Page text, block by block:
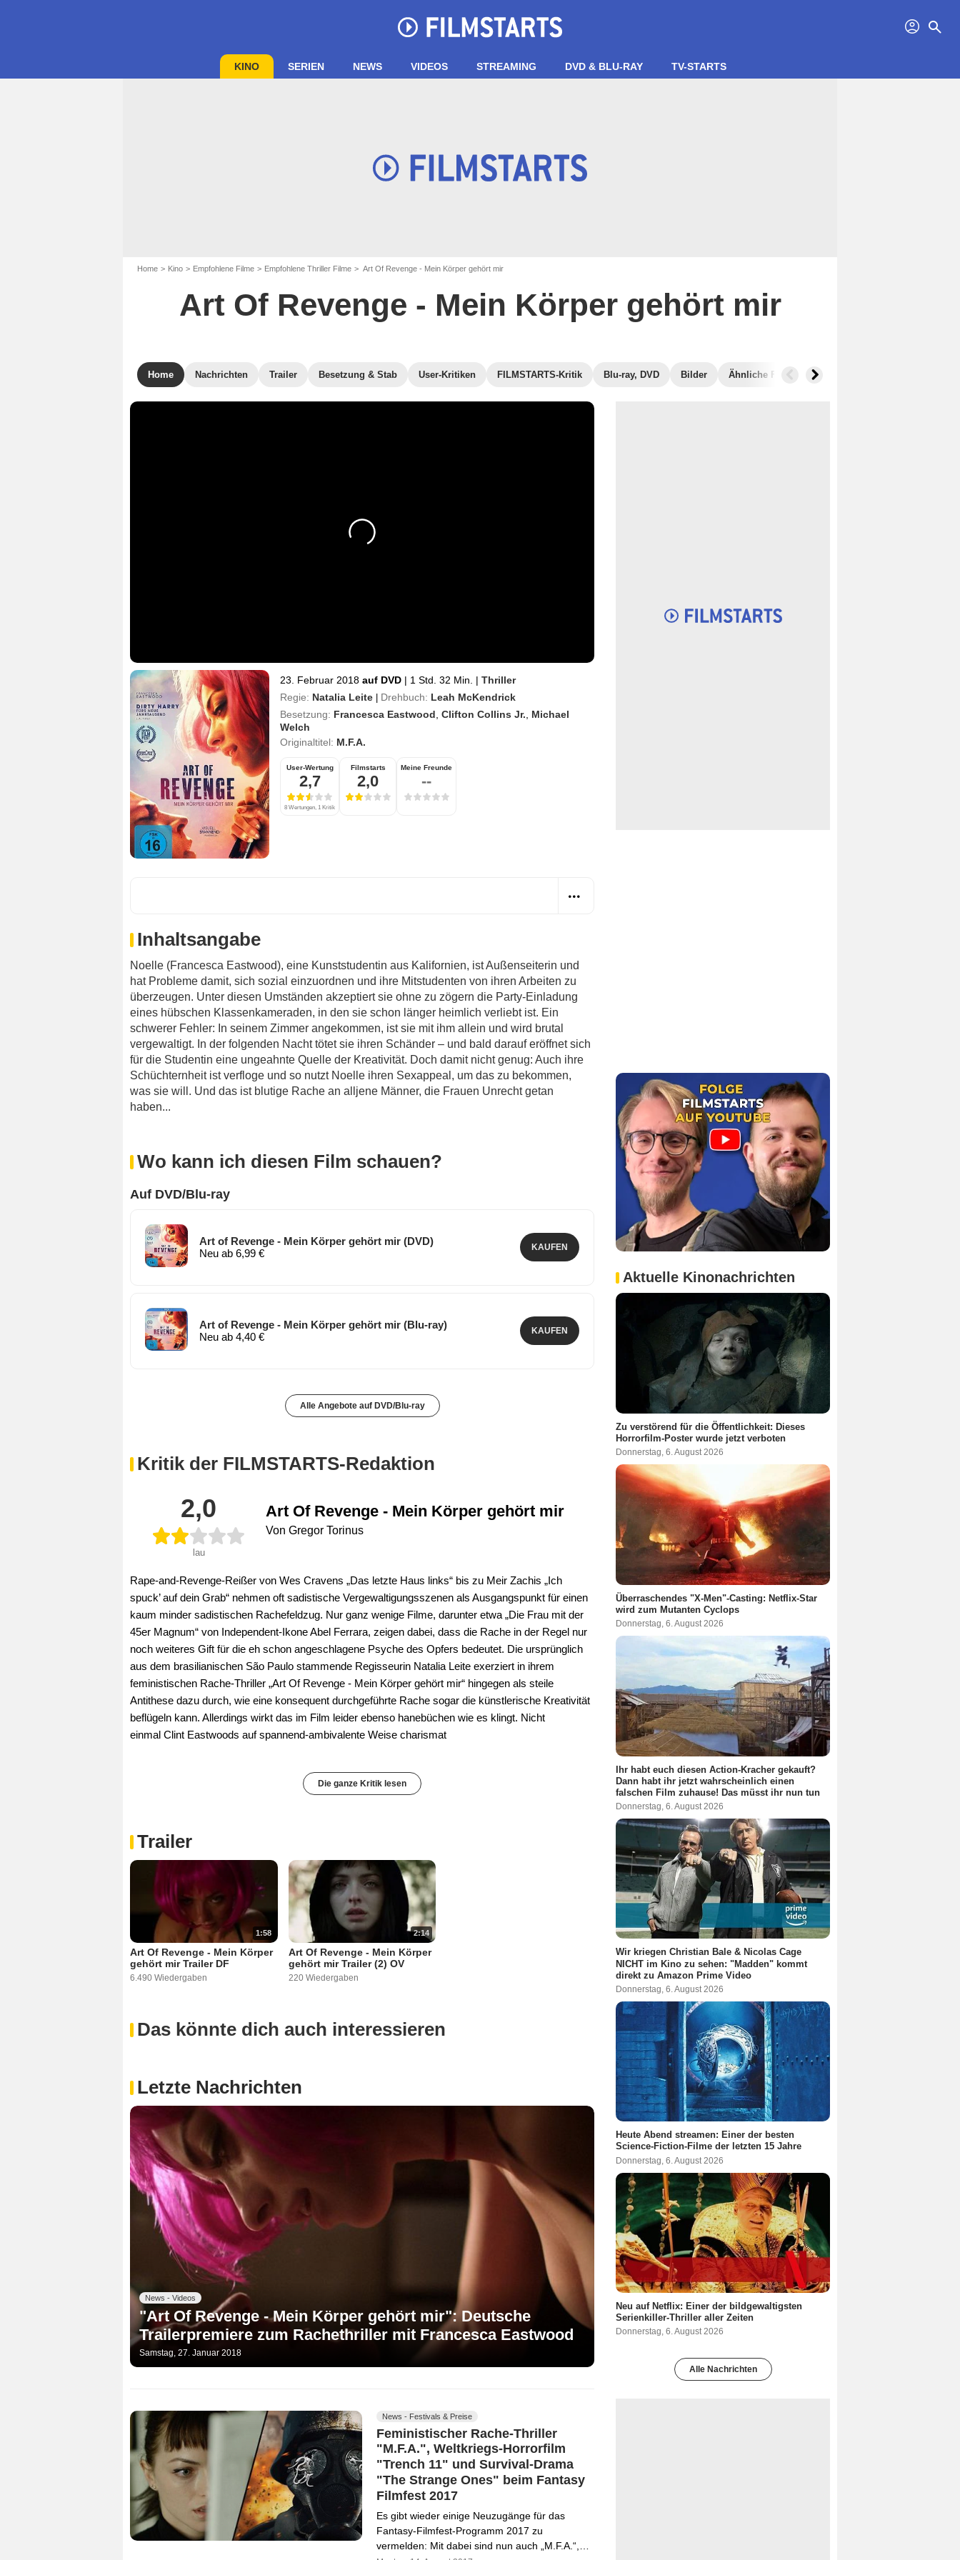
profil search
KINO SERIEN NEWS VIDEOS STREAMING DVD & BLU-RAY TV-STARTS
Home Kino Empfohlene Filme Empfohlene Thriller Filme Art Of Revenge - Mein Körper gehört mir
Art Of Revenge - Mein Körper gehört mir
Home Nachrichten Trailer Besetzung & Stab User-Kritiken FILMSTARTS-Kritik Blu-ray, DVD Bilder Ähnliche Filme
23. Februar 2018 auf DVD | 1 Std. 32 Min. | Thriller
Regie: Natalia Leite | Drehbuch: Leah McKendrick
Besetzung: Francesca Eastwood Clifton Collins Jr.
Michael
Welch
Originaltitel: M.F.A.
User-Wertung
2,7
8 Wertungen, 1 Kritik
Filmstarts
2,0
Meine Freunde
--
Inhaltsangabe
Noelle (Francesca Eastwood), eine Kunststudentin aus Kalifornien, ist Außenseiterin und
hat Probleme damit, sich sozial einzuordnen und ihre Mitstudenten von ihren Arbeiten zu
überzeugen. Unter diesen Umständen akzeptiert sie ohne zu zögern die Party-Einladung
eines hübschen Klassenkameraden, in den sie schon länger heimlich verliebt ist. Ein
schwerer Fehler: In seinem Zimmer angekommen, ist sie mit ihm allein und wird brutal
vergewaltigt. In der folgenden Nacht tötet sie ihren Schänder – und bald darauf eröffnet sich
für die Studentin eine ungeahnte Quelle der Kreativität. Doch damit nicht genug: Auch ihre
Schüchternheit ist verfloge und so nutzt Noelle ihren Sexappeal, um das zu bekommen,
was sie will. Und das ist blutige Rache an alljene Männer, die Frauen Unrecht getan
haben...
Wo kann ich diesen Film schauen?
Auf DVD/Blu-ray
Art of Revenge - Mein Körper gehört mir (DVD)
Neu ab 6,99 €
KAUFEN
Art of Revenge - Mein Körper gehört mir (Blu-ray)
Neu ab 4,40 €
KAUFEN
Alle Angebote auf DVD/Blu-ray
Kritik der FILMSTARTS-Redaktion
2,0
lau
Art Of Revenge - Mein Körper gehört mir
Von Gregor Torinus
Rape-and-Revenge-Reißer von Wes Cravens „Das letzte Haus links“ bis zu Meir Zachis „Ich
spuck’ auf dein Grab“ nehmen oft sadistische Vergewaltigungsszenen als Ausgangspunkt für einen
kaum minder sadistischen Rachefeldzug. Nur ganz wenige Filme, darunter etwa „Die Frau mit der
45er Magnum“ von Independent-Ikone Abel Ferrara, zeigen dabei, dass die Rache in der Regel nur
noch weiteres Gift für die eh schon angeschlagene Psyche des Opfers bedeutet. Die ursprünglich
aus dem brasilianischen São Paulo stammende Regisseurin Natalia Leite exerziert in ihrem
feministischen Rache-Thriller „Art Of Revenge - Mein Körper gehört mir“ hingegen als steile
Antithese dazu durch, wie eine konsequent durchgeführte Rache sogar die künstlerische Kreativität
beflügeln kann. Allerdings wirkt das im Film leider ebenso hanebüchen wie es klingt. Nicht
einmal Clint Eastwoods auf spannend-ambivalente Weise charismat
Die ganze Kritik lesen
Trailer
1:58
Art Of Revenge - Mein Körper
gehört mir Trailer DF
6.490 Wiedergaben
2:14
Art Of Revenge - Mein Körper
gehört mir Trailer (2) OV
220 Wiedergaben
Das könnte dich auch interessieren
Letzte Nachrichten
News - Videos
"Art Of Revenge - Mein Körper gehört mir": Deutsche
Trailerpremiere zum Rachethriller mit Francesca Eastwood
Samstag, 27. Januar 2018
News - Festivals & Preise
Feministischer Rache-Thriller
"M.F.A.", Weltkriegs-Horrorfilm
"Trench 11" und Survival-Drama
"The Strange Ones" beim Fantasy
Filmfest 2017
Es gibt wieder einige Neuzugänge für das
Fantasy-Filmfest-Programm 2017 zu
vermelden: Mit dabei sind nun auch „M.F.A.“,…
Aktuelle Kinonachrichten
Zu verstörend für die Öffentlichkeit: Dieses
Horrorfilm-Poster wurde jetzt verboten
Donnerstag, 6. August 2026
Überraschendes "X-Men"-Casting: Netflix-Star
wird zum Mutanten Cyclops
Donnerstag, 6. August 2026
Ihr habt euch diesen Action-Kracher gekauft?
Dann habt ihr jetzt wahrscheinlich einen
falschen Film zuhause! Das müsst ihr nun tun
Donnerstag, 6. August 2026
Wir kriegen Christian Bale & Nicolas Cage
NICHT im Kino zu sehen: "Madden" kommt
direkt zu Amazon Prime Video
Donnerstag, 6. August 2026
Heute Abend streamen: Einer der besten
Science-Fiction-Filme der letzten 15 Jahre
Donnerstag, 6. August 2026
Neu auf Netflix: Einer der bildgewaltigsten
Serienkiller-Thriller aller Zeiten
Donnerstag, 6. August 2026
Alle Nachrichten